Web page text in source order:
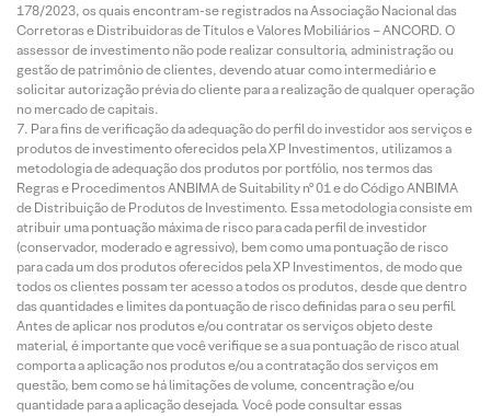
178/2023, os quais encontram-se registrados na Associação Nacional das
Corretoras e Distribuidoras de Títulos e Valores Mobiliários – ANCORD. O
assessor de investimento não pode realizar consultoria, administração ou
gestão de patrimônio de clientes, devendo atuar como intermediário e
solicitar autorização prévia do cliente para a realização de qualquer operação
no mercado de capitais.
Para fins de verificação da adequação do perfil do investidor aos serviços e
produtos de investimento oferecidos pela XP Investimentos, utilizamos a
metodologia de adequação dos produtos por portfólio, nos termos das
Regras e Procedimentos ANBIMA de Suitability nº 01 e do Código ANBIMA
de Distribuição de Produtos de Investimento. Essa metodologia consiste em
atribuir uma pontuação máxima de risco para cada perfil de investidor
(conservador, moderado e agressivo), bem como uma pontuação de risco
para cada um dos produtos oferecidos pela XP Investimentos, de modo que
todos os clientes possam ter acesso a todos os produtos, desde que dentro
das quantidades e limites da pontuação de risco definidas para o seu perfil.
Antes de aplicar nos produtos e/ou contratar os serviços objeto deste
material, é importante que você verifique se a sua pontuação de risco atual
comporta a aplicação nos produtos e/ou a contratação dos serviços em
questão, bem como se há limitações de volume, concentração e/ou
quantidade para a aplicação desejada. Você pode consultar essas